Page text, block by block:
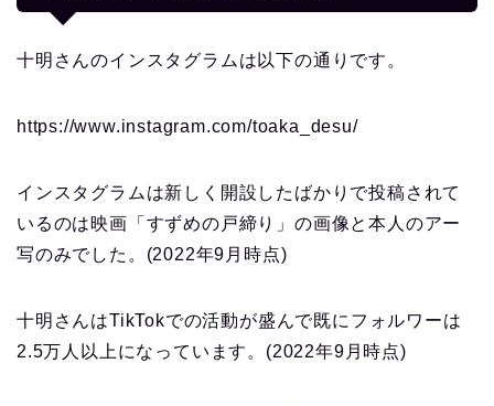
十明さんのインスタグラムは以下の通りです。
https://www.instagram.com/toaka_desu/
インスタグラムは新しく開設したばかりで投稿されて
いるのは映画「すずめの戸締り」の画像と本人のアー
写のみでした。(2022年9月時点)
十明さんはTikTokでの活動が盛んで既にフォルワーは
2.5万人以上になっています。(2022年9月時点)